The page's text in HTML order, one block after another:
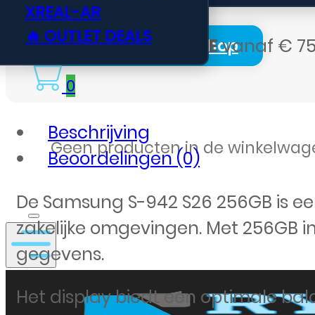
XREAL-AR
🔥 OUTLET DEALS
Login Zakelijk Webshop
0
Geen producten in de
Gratis verzending BEvanaf €
Beschrijving
Beoordelingen (0)
De Samsung S-942 S26 256GB
zakelijke omgevingen. Met
gegevens.
Het display biedt een optimale